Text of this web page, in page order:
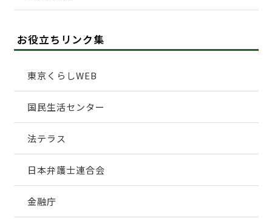
お役立ちリンク集
東京くらしWEB
国民生活センター
法テラス
日本弁護士連合会
金融庁